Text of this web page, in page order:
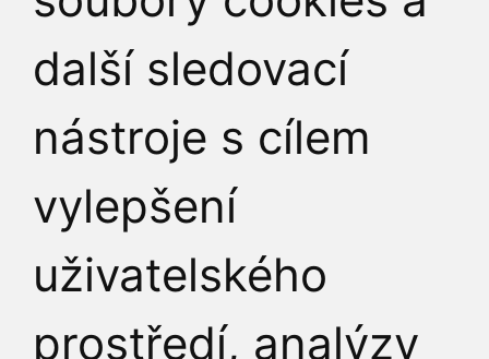
další sledovací
nástroje s cílem
vylepšení
uživatelského
prostředí, analýzy
int2@lf1.cuni.cz
Ostatní kontakty ❯